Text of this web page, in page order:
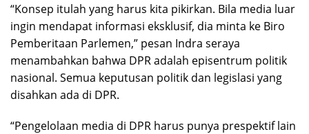
“Konsep itulah yang harus kita pikirkan. Bila media luar
ingin mendapat informasi eksklusif, dia minta ke Biro
Pemberitaan Parlemen,” pesan Indra seraya
menambahkan bahwa DPR adalah episentrum politik
nasional. Semua keputusan politik dan legislasi yang
disahkan ada di DPR.
“Pengelolaan media di DPR harus punya prespektif lain